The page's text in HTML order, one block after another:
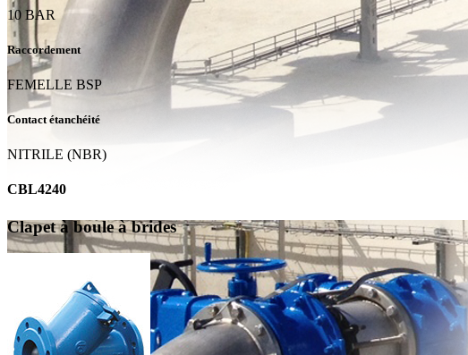
10 BAR
Raccordement
FEMELLE BSP
Contact étanchéité
NITRILE (NBR)
CBL4240
Clapet à boule à brides